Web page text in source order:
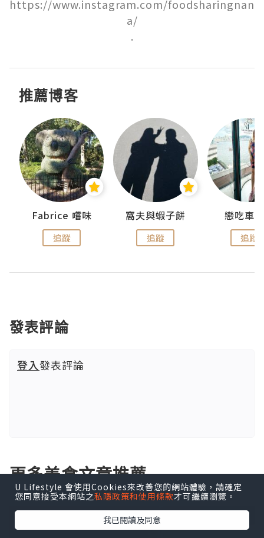
U Lifestyle 會使用Cookies來改善您的網站體驗，請確定
您同意接受本網站之私隱政策和使用條款才可繼續瀏覽。
我已閱讀及同意
https://www.instagram.com/foodsharingnan
a/
.
推薦博客
Fabrice 嚐味
追蹤
窩夫與蝦子餅
追蹤
戀吃車
追蹤
發表評論
登入發表評論
更多美食文章推薦